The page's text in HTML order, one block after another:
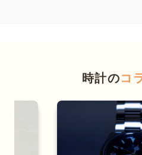
時計のコ